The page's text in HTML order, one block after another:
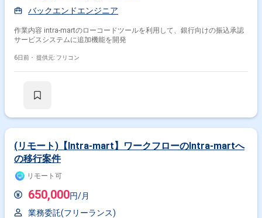
バックエンドエンジニア
作業内容 intra-martのローコードツールを利用して、銀行向けの振込承認
サービスシステムに追加機能を開発
6日前・ 提供元: フリコン
(リモート)【Intra-mart】ワークフローのIntra-martへ
の移行案件
リモート可
650,000円/月
業務委託(フリーランス)